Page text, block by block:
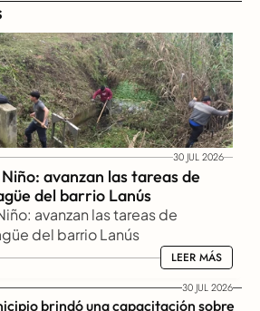
30 JUL 2026
avanzan las tareas de
del barrio Lanús
avanzan las tareas de
del barrio Lanús
LEER MÁS
LEER MÁS
30 JUL 2026
brindó una capacitación sobre